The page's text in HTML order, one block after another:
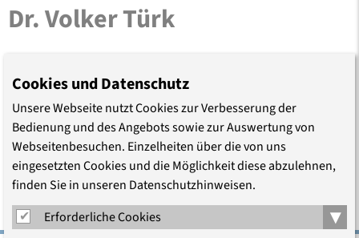
Dr. Volker Türk
Flüchtlingsschutz (2017)(PDF, 237.3 KB)
Erschienen am 29.06.2017
Aktualisiert am 29.06.2017
Cookies und Datenschutz
Unsere Webseite nutzt Cookies zur Verbesserung der
Bedienung und des Angebots sowie zur Auswertung von
Webseitenbesuchen. Einzelheiten über die von uns
eingesetzten Cookies und die Möglichkeit diese abzulehnen,
finden Sie in unseren Datenschutzhinweisen.
Erforderliche Cookies
▾